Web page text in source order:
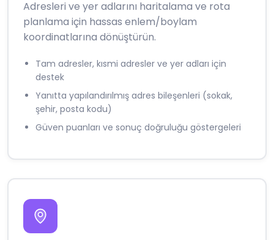
Adresleri ve yer adlarını haritalama ve rota
planlama için hassas enlem/boylam
koordinatlarına dönüştürün.
Tam adresler, kısmi adresler ve yer adları için
destek
Yanıtta yapılandırılmış adres bileşenleri (sokak,
şehir, posta kodu)
Güven puanları ve sonuç doğruluğu göstergeleri